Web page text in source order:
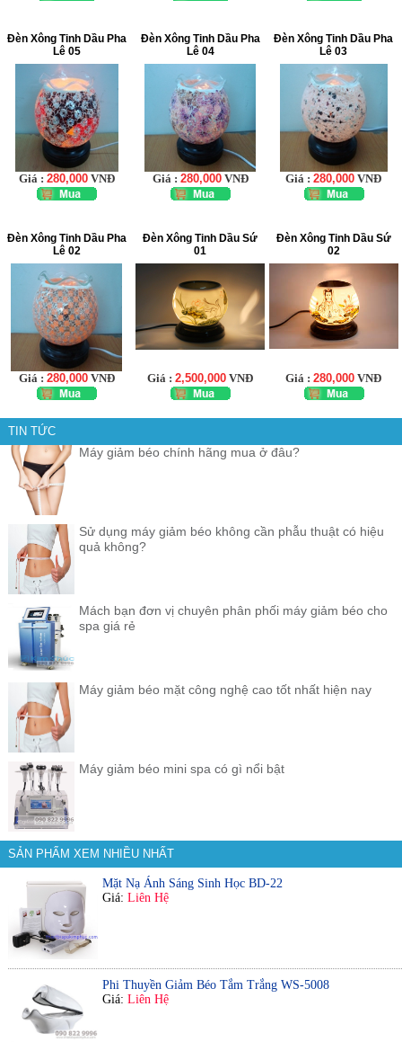
Đèn Xông Tinh Dầu Pha
Lê 05
Giá : 280,000VNĐ
Đèn Xông Tinh Dầu Pha
Lê 04
Giá : 280,000VNĐ
Đèn Xông Tinh Dầu Pha
Lê 03
Giá :280,000 VNĐ
Đèn Xông Tinh Dầu Pha
Lê 02
Giá : 280,000VNĐ
Đèn Xông Tinh Dầu Sứ
01
Giá :2,500,000 VNĐ
Đèn Xông Tinh Dầu Sứ
02
Giá :280,000 VNĐ
TIN TỨC
Máy giảm béo chính hãng mua ở đâu?
Sử dụng máy giảm béo không cần phẫu thuật có hiệu
quả không?
Mách bạn đơn vị chuyên phân phối máy giảm béo cho
spa giá rẻ
Máy giảm béo mặt công nghệ cao tốt nhất hiện nay
Máy giảm béo mini spa có gì nổi bật
SẢN PHẨM XEM NHIỀU NHẤT
Mặt Nạ Ánh Sáng Sinh Học BD-22
Giá: Liên Hệ
Phi Thuyền Giảm Béo Tắm Trắng WS-5008
Giá: Liên Hệ